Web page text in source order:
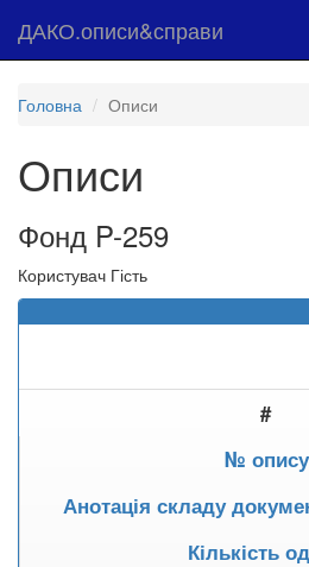
ДАКО.описи&справи
Головна Описи
Описи
Фонд P-259
Користувач Гість
#
№ опису
Анотація складу
Кількість